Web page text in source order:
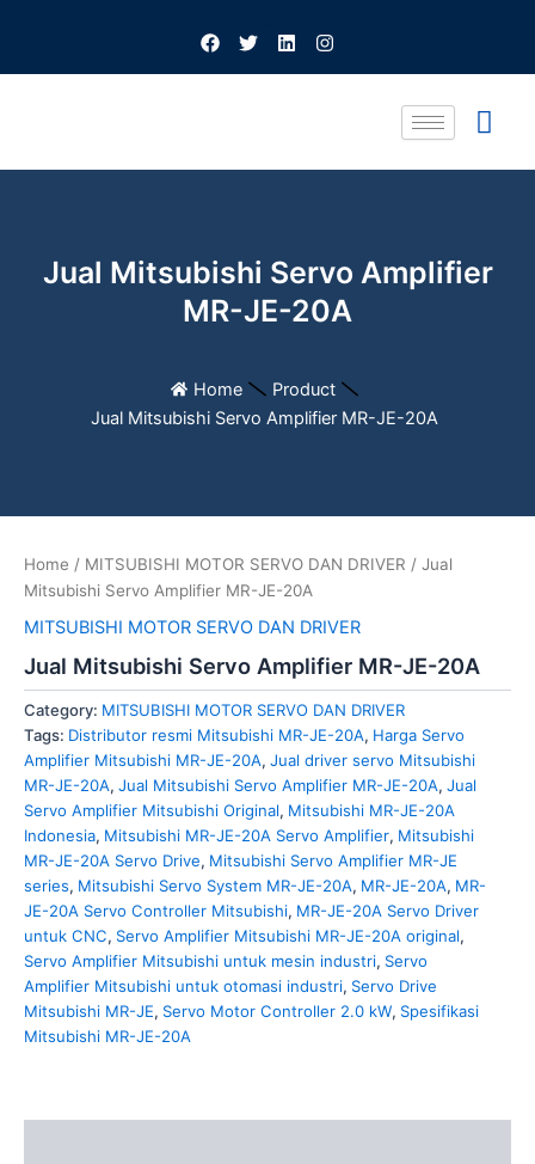
content
F
a
c
k
T
w
i
L
i
n
n
I
n
s
a
Jual Mitsubishi Servo Amplifier
MR-JE-20A
Home
Product
Jual Mitsubishi Servo Amplifier MR-JE-20A
Home / MITSUBISHI MOTOR SERVO DAN DRIVER / Jual
Mitsubishi Servo Amplifier MR-JE-20A
MITSUBISHI MOTOR SERVO DAN DRIVER
Jual Mitsubishi Servo Amplifier MR-JE-20A
Category: MITSUBISHI MOTOR SERVO DAN DRIVER
Tags: Distributor resmi Mitsubishi MR-JE-20A, Harga Servo
Amplifier Mitsubishi MR-JE-20A, Jual driver servo Mitsubishi
MR-JE-20A, Jual Mitsubishi Servo Amplifier MR-JE-20A, Jual
Servo Amplifier Mitsubishi Original, Mitsubishi MR-JE-20A
Indonesia, Mitsubishi MR-JE-20A Servo Amplifier, Mitsubishi
MR-JE-20A Servo Drive, Mitsubishi Servo Amplifier MR-JE
series, Mitsubishi Servo System MR-JE-20A, MR-JE-20A, MR-
JE-20A Servo Controller Mitsubishi, MR-JE-20A Servo Driver
untuk CNC, Servo Amplifier Mitsubishi MR-JE-20A original,
Servo Amplifier Mitsubishi untuk mesin industri, Servo
Amplifier Mitsubishi untuk otomasi industri, Servo Drive
Mitsubishi MR-JE, Servo Motor Controller 2.0 kW, Spesifikasi
Mitsubishi MR-JE-20A